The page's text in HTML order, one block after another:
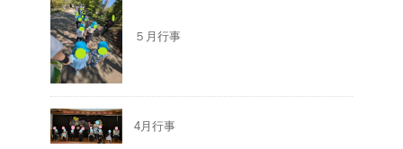
５月行事
4月行事